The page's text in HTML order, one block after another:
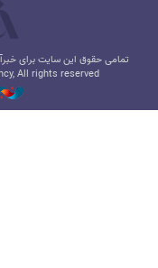
تمامی حقوق این سایت برای
All rights reserved